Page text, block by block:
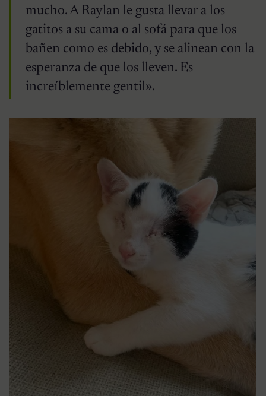
mucho. A Raylan le gusta llevar a los
gatitos a su cama o al sofá para que los
bañen como es debido, y se alinean con la
esperanza de que los lleven. Es
increíblemente gentil».